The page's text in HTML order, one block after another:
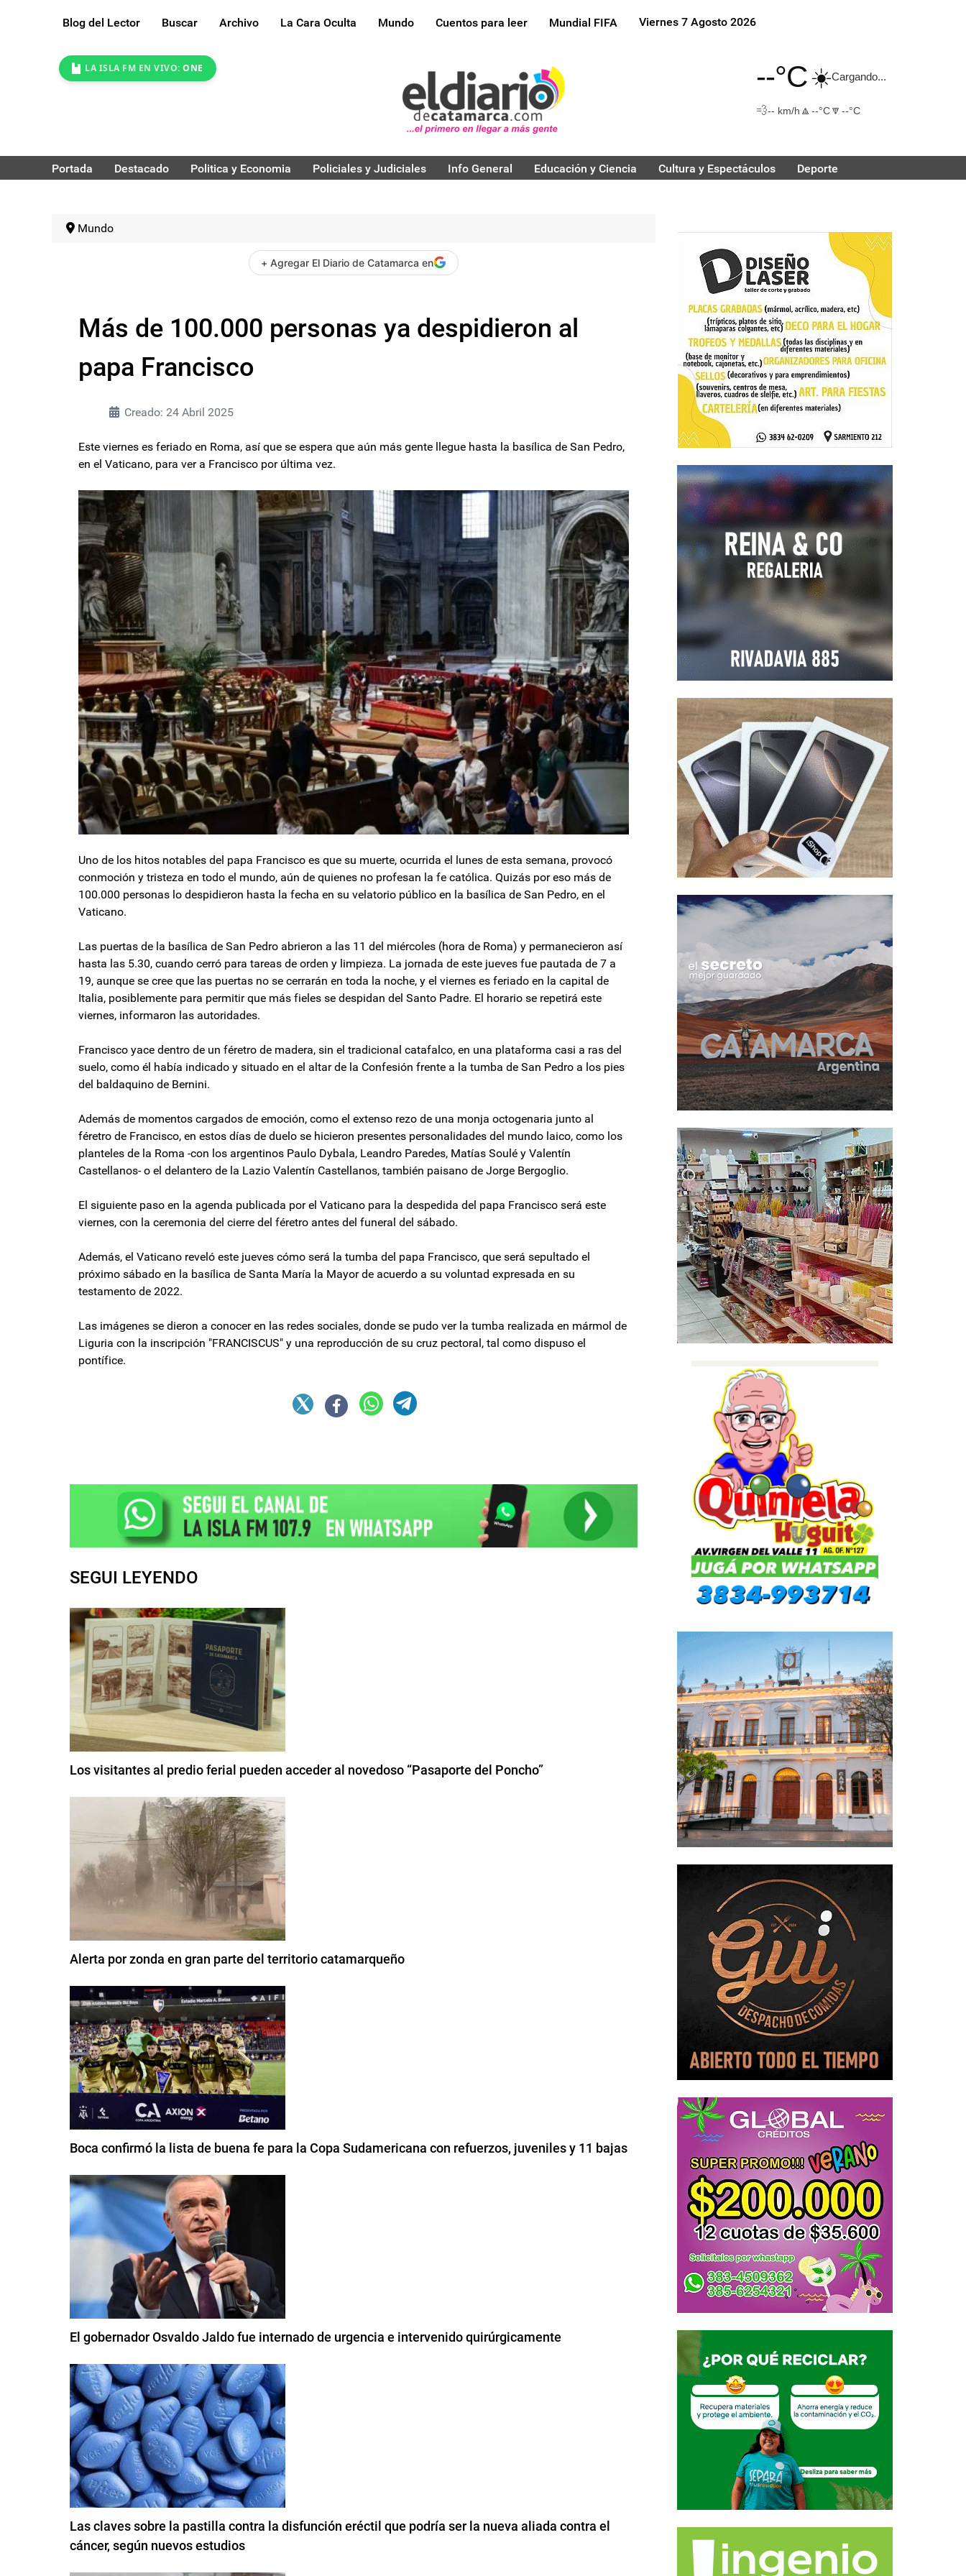
Blog del Lector Buscar Archivo La Cara Oculta Mundo Cuentos para leer Mundial FIFA Viernes 7 Agosto 2026
LA ISLA FM EN VIVO: ONE --°C☀️Cargando...
💨-- km/h 🔼 --°C🔽 --°C
Portada Destacado Politica y Economia Policiales y Judiciales Info General Educación y Ciencia Cultura y Espectáculos Deporte
Mundo
+ Agregar El Diario de Catamarca en
Más de 100.000 personas ya despidieron al
papa Francisco
Creado: 24 Abril 2025
Este viernes es feriado en Roma, así que se espera que aún más gente llegue hasta la basílica de San Pedro,
en el Vaticano, para ver a Francisco por última vez.
Uno de los hitos notables del papa Francisco es que su muerte, ocurrida el lunes de esta semana, provocó
conmoción y tristeza en todo el mundo, aún de quienes no profesan la fe católica. Quizás por eso más de
100.000 personas lo despidieron hasta la fecha en su velatorio público en la basílica de San Pedro, en el
Vaticano.
Las puertas de la basílica de San Pedro abrieron a las 11 del miércoles (hora de Roma) y permanecieron así
hasta las 5.30, cuando cerró para tareas de orden y limpieza. La jornada de este jueves fue pautada de 7 a
19, aunque se cree que las puertas no se cerrarán en toda la noche, y el viernes es feriado en la capital de
Italia, posiblemente para permitir que más fieles se despidan del Santo Padre. El horario se repetirá este
viernes, informaron las autoridades.
Francisco yace dentro de un féretro de madera, sin el tradicional catafalco, en una plataforma casi a ras del
suelo, como él había indicado y situado en el altar de la Confesión frente a la tumba de San Pedro a los pies
del baldaquino de Bernini.
Además de momentos cargados de emoción, como el extenso rezo de una monja octogenaria junto al
féretro de Francisco, en estos días de duelo se hicieron presentes personalidades del mundo laico, como los
planteles de la Roma -con los argentinos Paulo Dybala, Leandro Paredes, Matías Soulé y Valentín
Castellanos- o el delantero de la Lazio Valentín Castellanos, también paisano de Jorge Bergoglio.
El siguiente paso en la agenda publicada por el Vaticano para la despedida del papa Francisco será este
viernes, con la ceremonia del cierre del féretro antes del funeral del sábado.
Además, el Vaticano reveló este jueves cómo será la tumba del papa Francisco, que será sepultado el
próximo sábado en la basílica de Santa María la Mayor de acuerdo a su voluntad expresada en su
testamento de 2022.
Las imágenes se dieron a conocer en las redes sociales, donde se pudo ver la tumba realizada en mármol de
Liguria con la inscripción "FRANCISCUS" y una reproducción de su cruz pectoral, tal como dispuso el
pontífice.
SEGUI LEYENDO
Los visitantes al predio ferial pueden acceder al novedoso “Pasaporte del Poncho”
Alerta por zonda en gran parte del territorio catamarqueño
Boca confirmó la lista de buena fe para la Copa Sudamericana con refuerzos, juveniles y 11 bajas
El gobernador Osvaldo Jaldo fue internado de urgencia e intervenido quirúrgicamente
Las claves sobre la pastilla contra la disfunción eréctil que podría ser la nueva aliada contra el
cáncer, según nuevos estudios